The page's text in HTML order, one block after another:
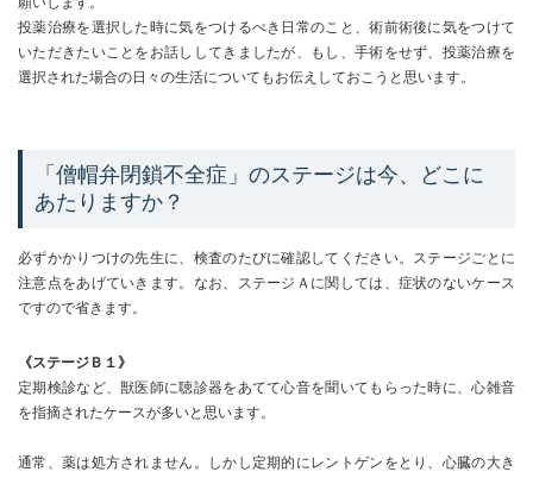
投薬治療を選択した時に気をつけるべき日常のこと、術前術後に気をつけて
いただきたいことをお話ししてきましたが、もし、手術をせず、投薬治療を
選択された場合の日々の生活についてもお伝えしておこうと思います。
「僧帽弁閉鎖不全症」のステージは今、どこに
あたりますか？
必ずかかりつけの先生に、検査のたびに確認してください。ステージごとに
注意点をあげていきます。なお、ステージＡに関しては、症状のないケース
ですので省きます。
《ステージＢ１》
定期検診など、獣医師に聴診器をあてて心音を聞いてもらった時に、心雑音
を指摘されたケースが多いと思います。
通常、薬は処方されません。しかし定期的にレントゲンをとり、心臓の大き